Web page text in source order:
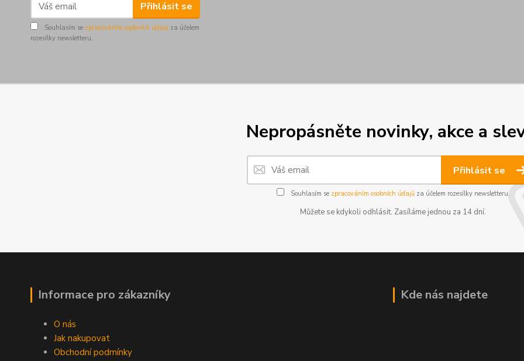
Přihlásit se
Souhlasím se zpracováním osobních údajů za účelem
rozesílky newsletteru.
Nepropásněte novinky, akce a
Přihlásit se
Souhlasím se zpracováním osobních údajůza účelem rozesílky newsletteru.
Můžete se kdykoli odhlásit. Zasíláme jednou za 14 dní.
Informace pro zákazníky
O nás
Jak nakupovat
Obchodní podmínky
Kde nás najdete